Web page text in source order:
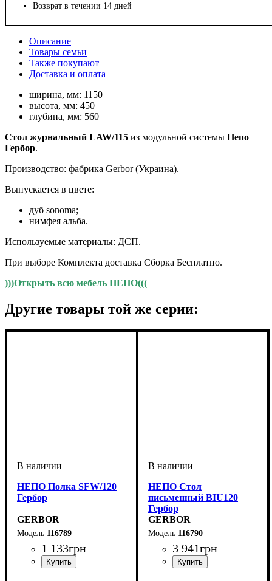
Возврат в течении 14 дней
Описание
Товары семьи
Также покупают
Доставка и оплата
ширина, мм: 1150
высота, мм: 450
глубина, мм: 560
Стол журнальный LAW/115 из модульной системы Непо
Гербор.
Производство: фабрика Gerbor (Украина).
Выпускается в цвете:
дуб sonoma;
нимфея альба.
Используемые материалы: ДСП.
При выборе Комплекта доставка Сборка Бесплатно.
)))Открыть всю мебель НЕПО(((
Другие товары той же серии:
НЕПО Полка SFW/120
Гербор
GERBOR
116789
1 133грн
НЕПО Стол
письменный BIU120
Гербор
GERBOR
116790
3 941грн